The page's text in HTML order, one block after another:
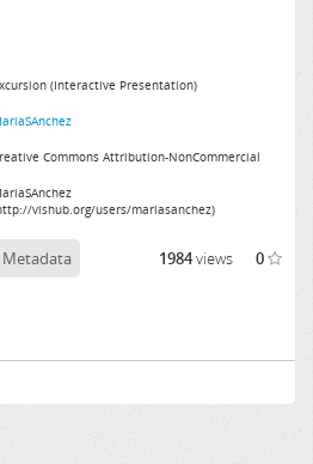
(Interactive Presentation)
Commons Attribution-NonCommercial
vishub.org/users/mariasanchez)
Metadata 1984views 0